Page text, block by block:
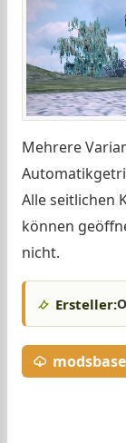
Mehrere
Alle seitlichen
können
nicht.
Ersteller: